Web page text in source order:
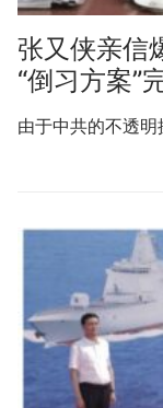
张又侠亲信
“倒习方案”
由于中共的不透